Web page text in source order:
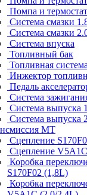
Помпа и
Система смазки
Система смазки
Система впуска
Топливный бак
Топливная система
Инжектор
Педаль
Система
Система выпуска
Система выпуска
МТ
Сцепление
Сцепление
Коробка
S170F02 (1,8L)
Коробка